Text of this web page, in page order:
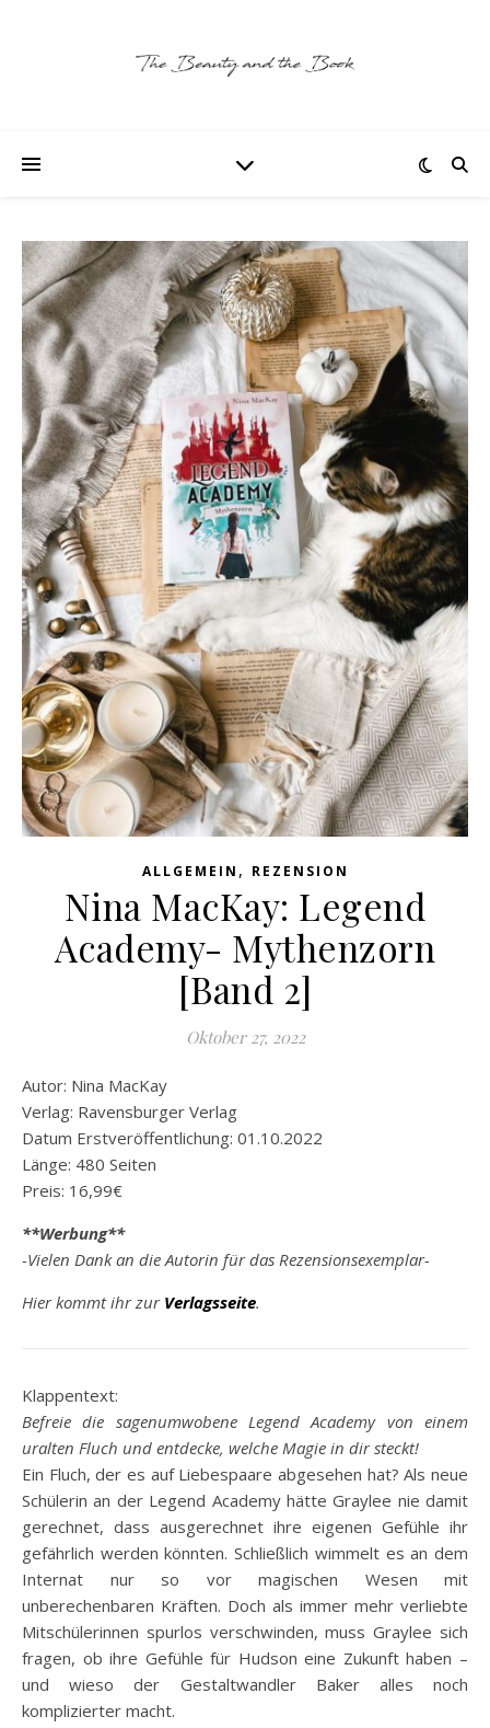
ALLGEMEIN , REZENSION
Nina MacKay: Legend
Academy- Mythenzorn
[Band 2]
Oktober 27, 2022
Autor: Nina MacKay
Verlag: Ravensburger Verlag
Datum Erstveröffentlichung: 01.10.2022
Länge: 480 Seiten
Preis: 16,99€
**Werbung**
-Vielen Dank an die Autorin für das Rezensionsexemplar-
Hier kommt ihr zur Verlagsseite.
Klappentext:
Befreie die sagenumwobene Legend Academy von einem
uralten Fluch und entdecke, welche Magie in dir steckt!
Ein Fluch, der es auf Liebespaare abgesehen hat? Als neue
Schülerin an der Legend Academy hätte Graylee nie damit
gerechnet, dass ausgerechnet ihre eigenen Gefühle ihr
gefährlich werden könnten. Schließlich wimmelt es an dem
Internat nur so vor magischen Wesen mit
unberechenbaren Kräften. Doch als immer mehr verliebte
Mitschülerinnen spurlos verschwinden, muss Graylee sich
fragen, ob ihre Gefühle für Hudson eine Zukunft haben –
und wieso der Gestaltwandler Baker alles noch
komplizierter macht.